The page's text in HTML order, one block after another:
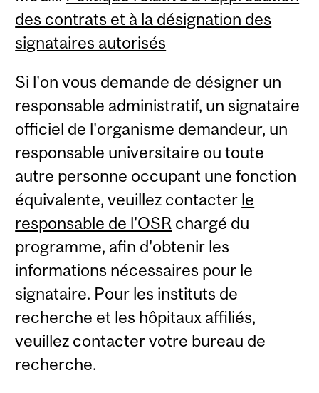
des contrats et à la désignation des
signataires autorisés
Si l'on vous demande de désigner un
responsable administratif, un signataire
officiel de l'organisme demandeur, un
responsable universitaire ou toute
autre personne occupant une fonction
équivalente, veuillez contacter le
responsable de l'OSR chargé du
programme, afin d'obtenir les
informations nécessaires pour le
signataire. Pour les instituts de
recherche et les hôpitaux affiliés,
veuillez contacter votre bureau de
recherche.